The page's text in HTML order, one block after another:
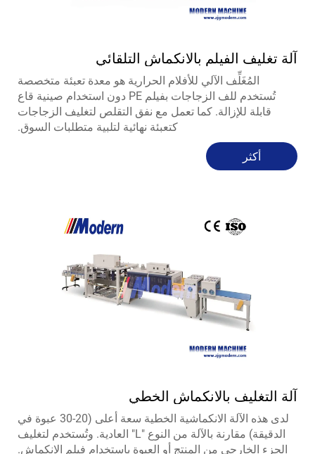
آلة تغليف الفيلم بالانكماش التلقائي
المُغَلِّف الآلي للأفلام الحرارية هو معدة تعبئة متخصصة
تُستخدم للف الزجاجات بفيلم PE دون استخدام صينية قاع
قابلة للإزالة. كما تعمل مع نفق التقلص لتغليف الزجاجات
كتعبئة نهائية لتلبية متطلبات السوق.
أكثر
آلة التغليف بالانكماش الخطي
لدى هذه الآلة الانكماشية الخطية سعة أعلى (20-30 عبوة في
الدقيقة) مقارنة بالآلة من النوع "L" العادية. وتُستخدم لتغليف
الجزء الخارجي من المنتج أو العبوة باستخدام فيلم الانكماش.